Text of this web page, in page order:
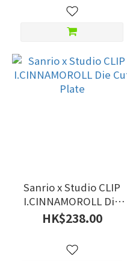
Sanrio x Studio CLIP
I.CINNAMOROLL Die
Cut Plate
HK$238.00